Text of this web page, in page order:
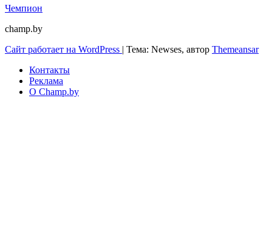
Чемпион
champ.by
Сайт работает на WordPress | Тема: Newses, автор Themeansar
Контакты
Реклама
О Champ.by